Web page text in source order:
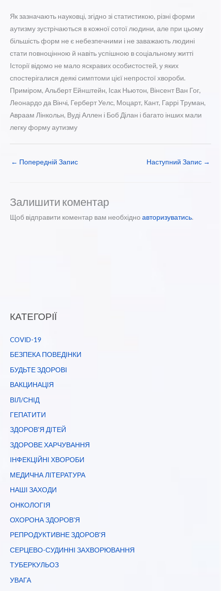
Як зазначають науковці, згідно зі статистикою, різні форми
аутизму зустрічаються в кожної сотої людини, але при цьому
більшість форм не є небезпечними і не заважають людині
стати повноцінною й навіть успішною в соціальному житті
Історії відомо не мало яскравих особистостей, у яких
спостерігалися деякі симптоми цієї непростої хвороби.
Приміром, Альберт Ейнштейн, Ісак Ньютон, Вінсент Ван Гог,
Леонардо да Вінчі, Герберт Уелс, Моцарт, Кант, Гаррі Труман,
Авраам Лінкольн, Вуді Аллен і Боб Ділан і багато інших мали
легку форму аутизму
← Попередній Запис Наступний Запис →
Залишити коментар
Щоб відправити коментар вам необхідно авторизуватись.
КАТЕГОРІЇ
COVID-19
БЕЗПЕКА ПОВЕДІНКИ
БУДЬТЕ ЗДОРОВІ
ВАКЦИНАЦІЯ
ВІЛ/СНІД
ГЕПАТИТИ
ЗДОРОВ'Я ДІТЕЙ
ЗДОРОВЕ ХАРЧУВАННЯ
ІНФЕКЦІЙНІ ХВОРОБИ
МЕДИЧНА ЛІТЕРАТУРА
НАШІ ЗАХОДИ
ОНКОЛОГІЯ
ОХОРОНА ЗДОРОВ'Я
РЕПРОДУКТИВНЕ ЗДОРОВ'Я
СЕРЦЕВО-СУДИННІ ЗАХВОРЮВАННЯ
ТУБЕРКУЛЬОЗ
УВАГА